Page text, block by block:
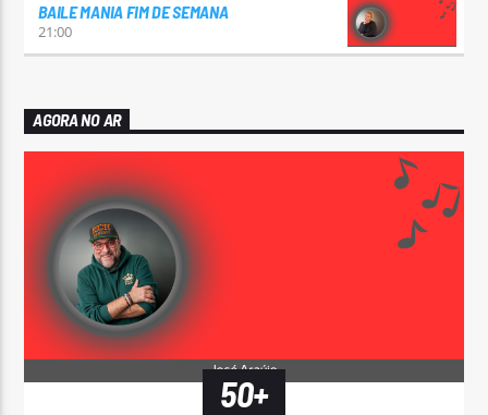
BAILE MANIA FIM DE SEMANA
21:00
AGORA NO AR
50+